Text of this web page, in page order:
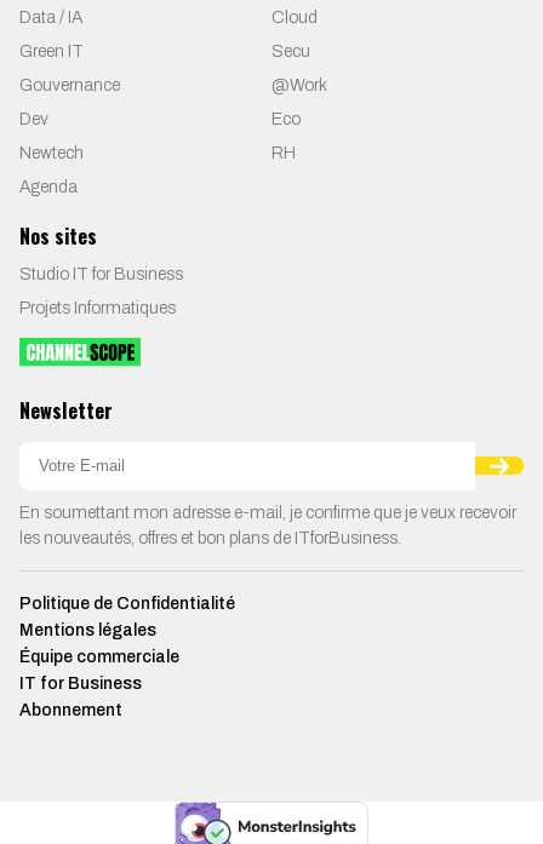
Data / IA
Cloud
Green IT
Secu
Gouvernance
@Work
Dev
Eco
Newtech
RH
Agenda
Nos sites
Studio IT for Business
Projets Informatiques
Newsletter
En soumettant mon adresse e-mail, je confirme que je veux recevoir
les nouveautés, offres et bon plans de ITforBusiness.
Politique de Confidentialité
Mentions légales
Équipe commerciale
IT for Business
Abonnement